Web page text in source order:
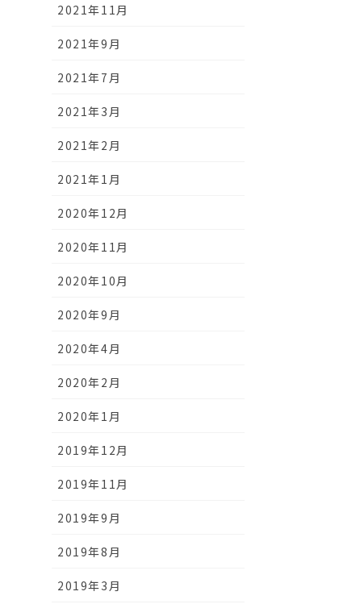
2021年11月
2021年9月
2021年7月
2021年3月
2021年2月
2021年1月
2020年12月
2020年11月
2020年10月
2020年9月
2020年4月
2020年2月
2020年1月
2019年12月
2019年11月
2019年9月
2019年8月
2019年3月